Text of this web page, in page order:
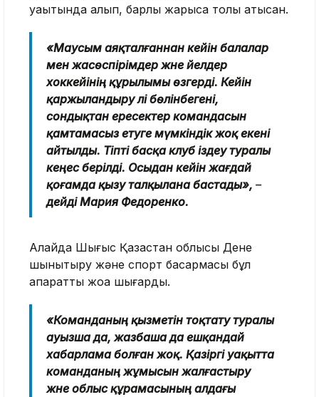
уақытында алып, барлық жарысқа толық қатысқан.
«Маусым аяқталғаннан кейін балалар
мен жасөспірімдер және әйелдер
хоккейінің құрылымы өзгерді. Кейін
қаржыландыру әлі бөлінбегені,
сондықтан ересектер командасын
қамтамасыз етуге мүмкіндік жоқ екені
айтылды. Тіпті басқа клуб іздеу туралы
кеңес берілді. Осыдан кейін жағдай
қоғамда қызу талқылана бастады», –
дейді Мария Федоренко.
Алайда Шығыс Қазақстан облысы Дене
шынықтыру және спорт басқармасы бұл
ақпаратты жоққа шығарды.
«Команданың қызметін тоқтату туралы
ауызша да, жазбаша да ешқандай
хабарлама болған жоқ. Қазіргі уақытта
команданың жұмысын жалғастыру
және облыс құрамасының алдағы